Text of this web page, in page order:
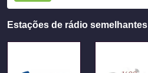
Estações de rádio semelhantes